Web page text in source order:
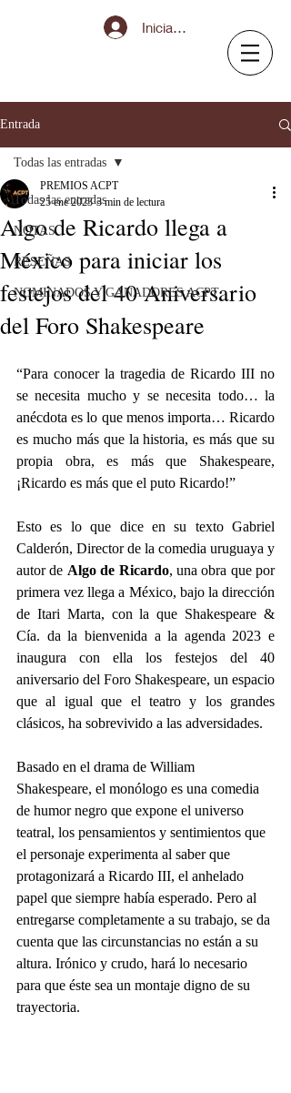
Iniciar sesión
Entrada
Todas las entradas
NOTAS
RESEÑAS
NOMINADOS Y GANADORES ACPT
Todas las entradas
Algo de Ricardo llega a
México para iniciar los
festejos del 40 Aniversario
del Foro Shakespeare
PREMIOS ACPT
25 ene 2023 3 min de lectura
“Para conocer la tragedia de Ricardo III no
se necesita mucho y se necesita todo… la
anécdota es lo que menos importa… Ricardo
es mucho más que la historia, es más que su
propia obra, es más que Shakespeare,
¡Ricardo es más que el puto Ricardo!”
Esto es lo que dice en su texto Gabriel
Calderón, Director de la comedia uruguaya y
autor de Algo de Ricardo, una obra que por
primera vez llega a México, bajo la dirección
de Itari Marta, con la que Shakespeare &
Cía. da la bienvenida a la agenda 2023 e
inaugura con ella los festejos del 40
aniversario del Foro Shakespeare, un espacio
que al igual que el teatro y los grandes
clásicos, ha sobrevivido a las adversidades.
Basado en el drama de William
Shakespeare, el monólogo es una comedia
de humor negro que expone el universo
teatral, los pensamientos y sentimientos que
el personaje experimenta al saber que
protagonizará a Ricardo III, el anhelado
papel que siempre había esperado. Pero al
entregarse completamente a su trabajo, se da
cuenta que las circunstancias no están a su
altura. Irónico y crudo, hará lo necesario
para que éste sea un montaje digno de su
trayectoria.